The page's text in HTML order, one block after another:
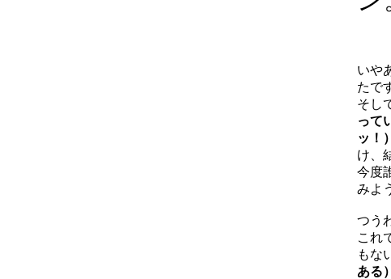
いや
たで
そし
って
ッ！）
け、
今度
みよ
つう
これ
もな
ある）